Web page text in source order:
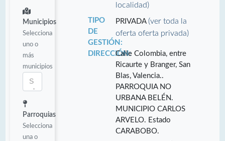
Municipios
Selecciona
uno o
más
municipios
Parroquias
Selecciona
una o
localidad)
TIPO
DE
GESTIÓN:
PRIVADA(ver toda la
oferta oferta privada)
DIRECCIÓN:Calle Colombia, entre
Ricaurte y Branger, San
Blas, Valencia..
PARROQUIA NO
URBANA BELÉN.
MUNICIPIO CARLOS
ARVELO. Estado
CARABOBO.